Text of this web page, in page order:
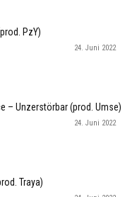
PzY)
24. Juni 2022
– Unzerstörbar (prod. Umse)
24. Juni 2022
Traya)